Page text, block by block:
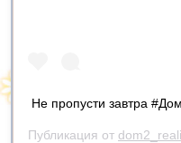
Не пропусти завтра
Публикация от